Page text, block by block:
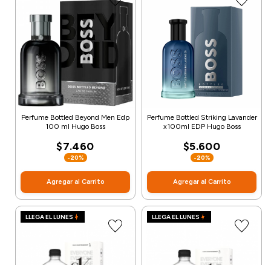
Perfume Bottled Beyond Men Edp
100 ml Hugo Boss
$7.460
-20%
Agregar al Carrito
Perfume Bottled Striking Lavander
x100ml EDP Hugo Boss
$5.600
-20%
Agregar al Carrito
LLEGA EL LUNES LLEGA EL LUNES